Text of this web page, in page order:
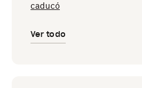
caducó
Ver todo